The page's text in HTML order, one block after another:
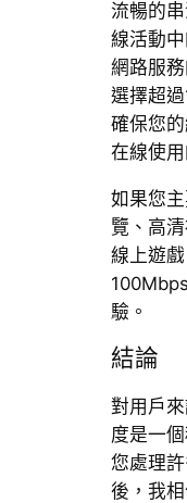
流暢的
線活動
網路服
選擇超
確保您
在線使用
如果您
覽、高
線上遊
驗。
結論
對用戶
度是一
您處理
後，我